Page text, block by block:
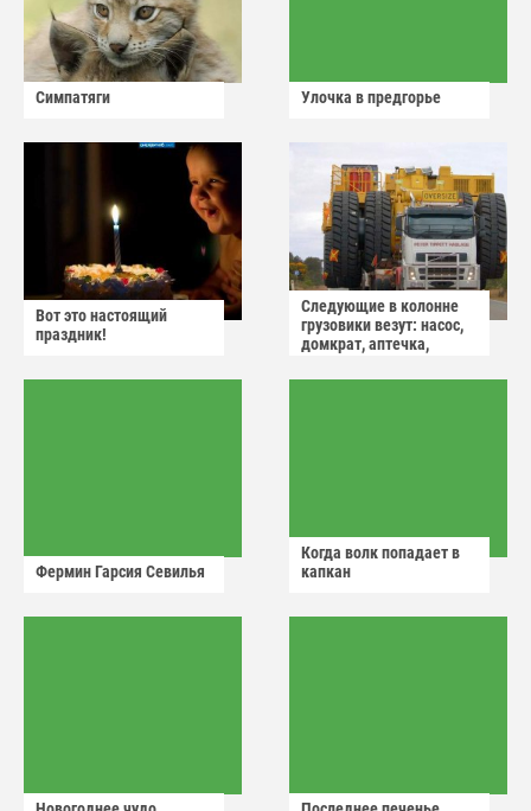
Симпатяги Улочка в предгорье
Вот это настоящий
праздник!
Следующие в колонне
грузовики везут: насос,
домкрат, аптечка,
Фермин Гарсия Севилья
Когда волк попадает в
капкан